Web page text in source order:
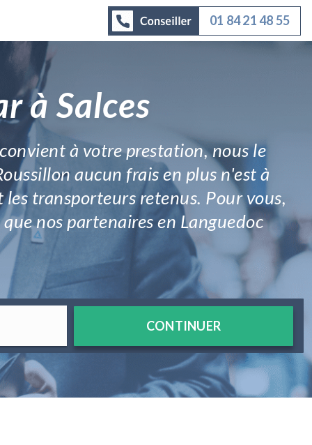
01 84 21 48 55
à Salces
à votre prestation, nous le
aucun frais en plus n'est à
transporteurs retenus. Pour vous,
nos partenaires en Languedoc
CONTINUER